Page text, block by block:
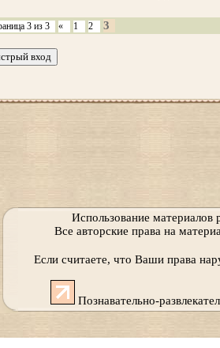
3 из 3 « 1 2 3
Использование материалов
Все авторские права на
Если считаете, что Ваши права
Познавательно-